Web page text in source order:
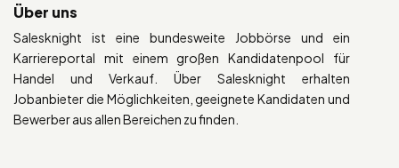
Über uns
Salesknight ist eine bundesweite Jobbörse und ein
Karriereportal mit einem großen Kandidatenpool für
Handel und Verkauf. Über Salesknight erhalten
Jobanbieter die Möglichkeiten, geeignete Kandidaten und
Bewerber aus allen Bereichen zu finden.